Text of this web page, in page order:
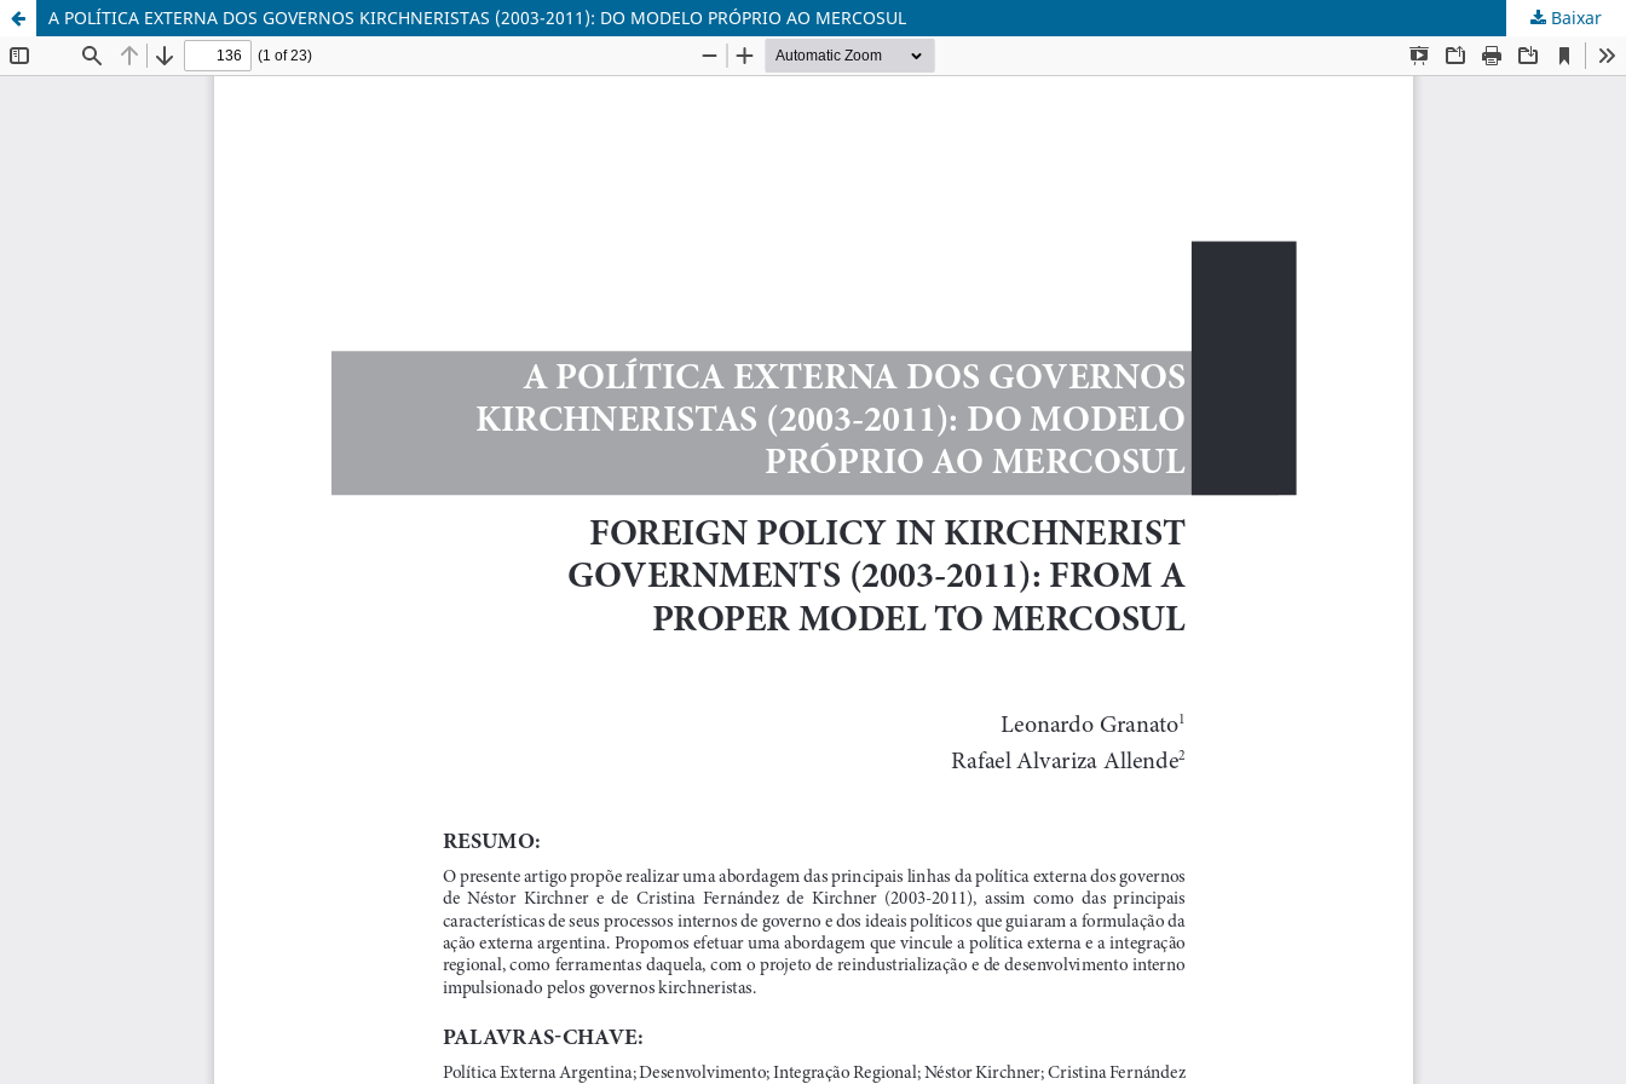
A POLÍTICA EXTERNA DOS GOVERNOS KIRCHNERISTAS (2003-2011): DO MODELO PRÓPRIO AO MERCOSUL Baixar